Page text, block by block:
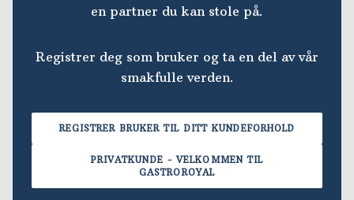
en partner du kan stole på.
Registrer deg som bruker og ta en del av vår
smakfulle verden.
REGISTRER BRUKER TIL DITT KUNDEFORHOLD
PRIVATKUNDE - VELKOMMEN TIL
GASTROROYAL